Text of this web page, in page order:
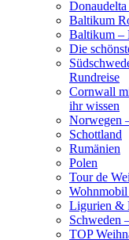
Baltikum
Baltikum –
Die
Rundreise
Cornwall
ihr wissen
Norwegen
Schottland
Rumänien
Polen
Tour de
Ligurien &
Schweden
TOP